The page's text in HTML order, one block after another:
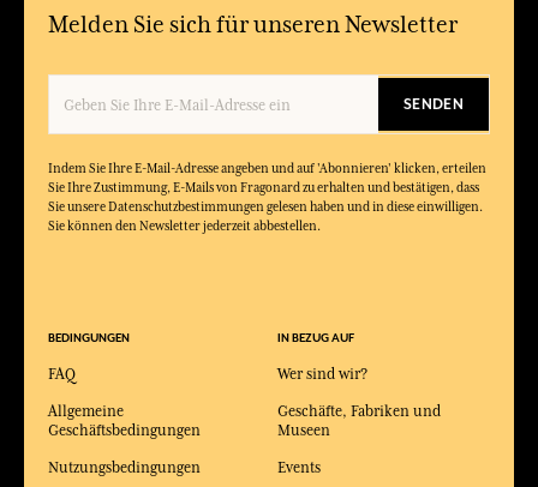
Melden Sie sich für unseren Newsletter
SENDEN
Indem Sie Ihre E-Mail-Adresse angeben und auf 'Abonnieren' klicken, erteilen
Sie Ihre Zustimmung, E-Mails von Fragonard zu erhalten und bestätigen, dass
Sie unsere Datenschutzbestimmungen gelesen haben und in diese einwilligen.
Sie können den Newsletter jederzeit abbestellen.
BEDINGUNGEN
FAQ
Allgemeine
Geschäftsbedingungen
Nutzungsbedingungen
IN BEZUG AUF
Wer sind wir?
Geschäfte, Fabriken und
Museen
Events